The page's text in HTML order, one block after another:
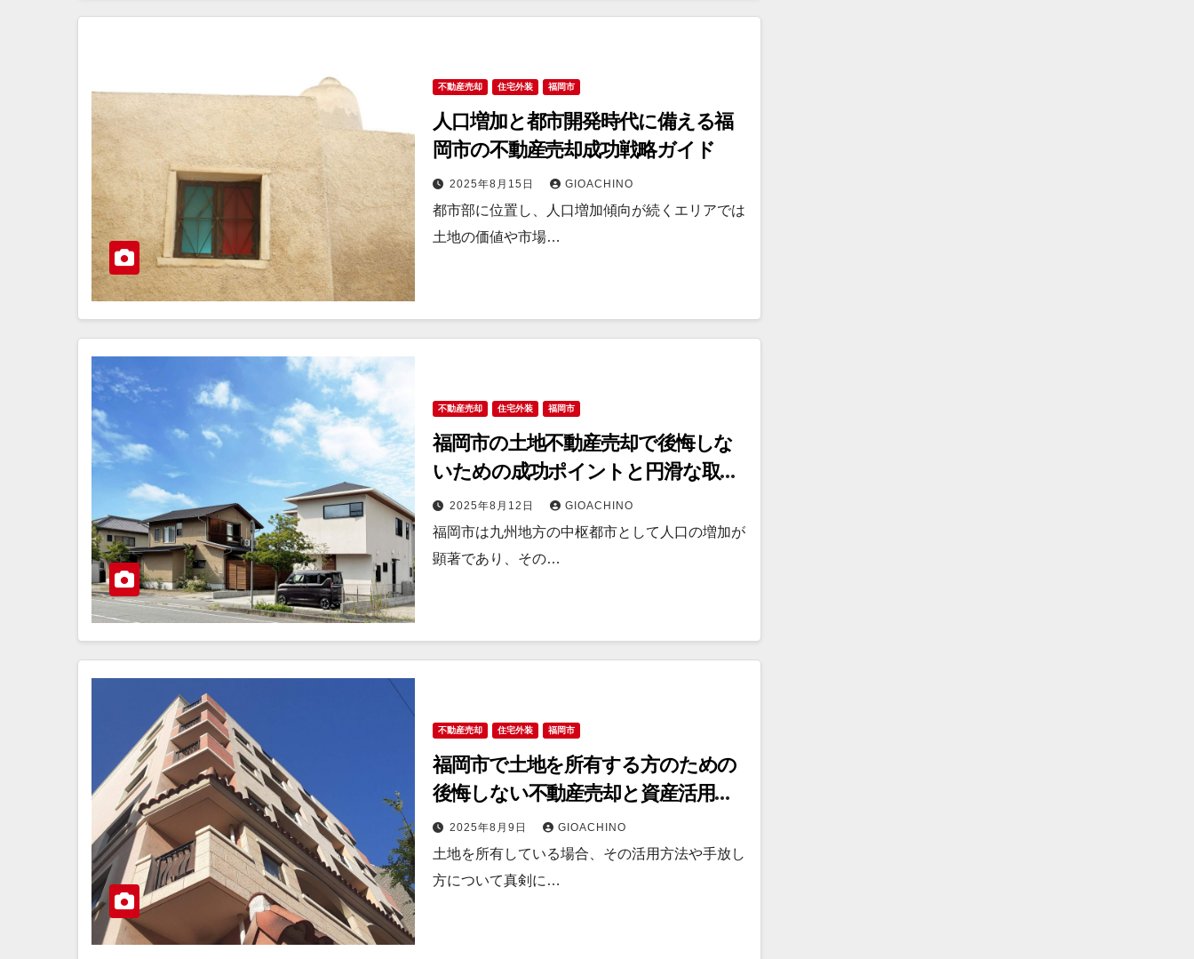
不動産売却 住宅外装 福岡市
人口増加と都市開発時代に備える福
岡市の不動産売却成功戦略ガイド
2025年8月15日 GIOACHINO
都市部に位置し、人口増加傾向が続くエリアでは
土地の価値や市場…
不動産売却 住宅外装 福岡市
福岡市の土地不動産売却で後悔しな
いための成功ポイントと円滑な取引
手順2025年8月12日 GIOACHINO
福岡市は九州地方の中枢都市として人口の増加が
顕著であり、その…
不動産売却 住宅外装 福岡市
福岡市で土地を所有する方のための
後悔しない不動産売却と資産活用ガ
イド
2025年8月9日 GIOACHINO
土地を所有している場合、その活用方法や手放し
方について真剣に…